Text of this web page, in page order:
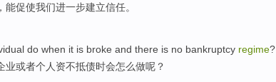
，能促使我们进一步建立信任。
do when it is broke and there is no bankruptcy regime?
业或者个人 资不抵债时会怎么做呢？